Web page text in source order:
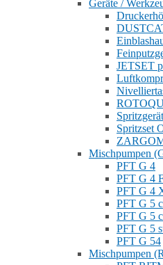
Geräte /
JETSET
Spritzset
Mischpumpen
PFT G 4
PFT G 4
PFT G 4
PFT G 5 c
PFT G 5
PFT G 5
PFT G 54
Mischpumpen